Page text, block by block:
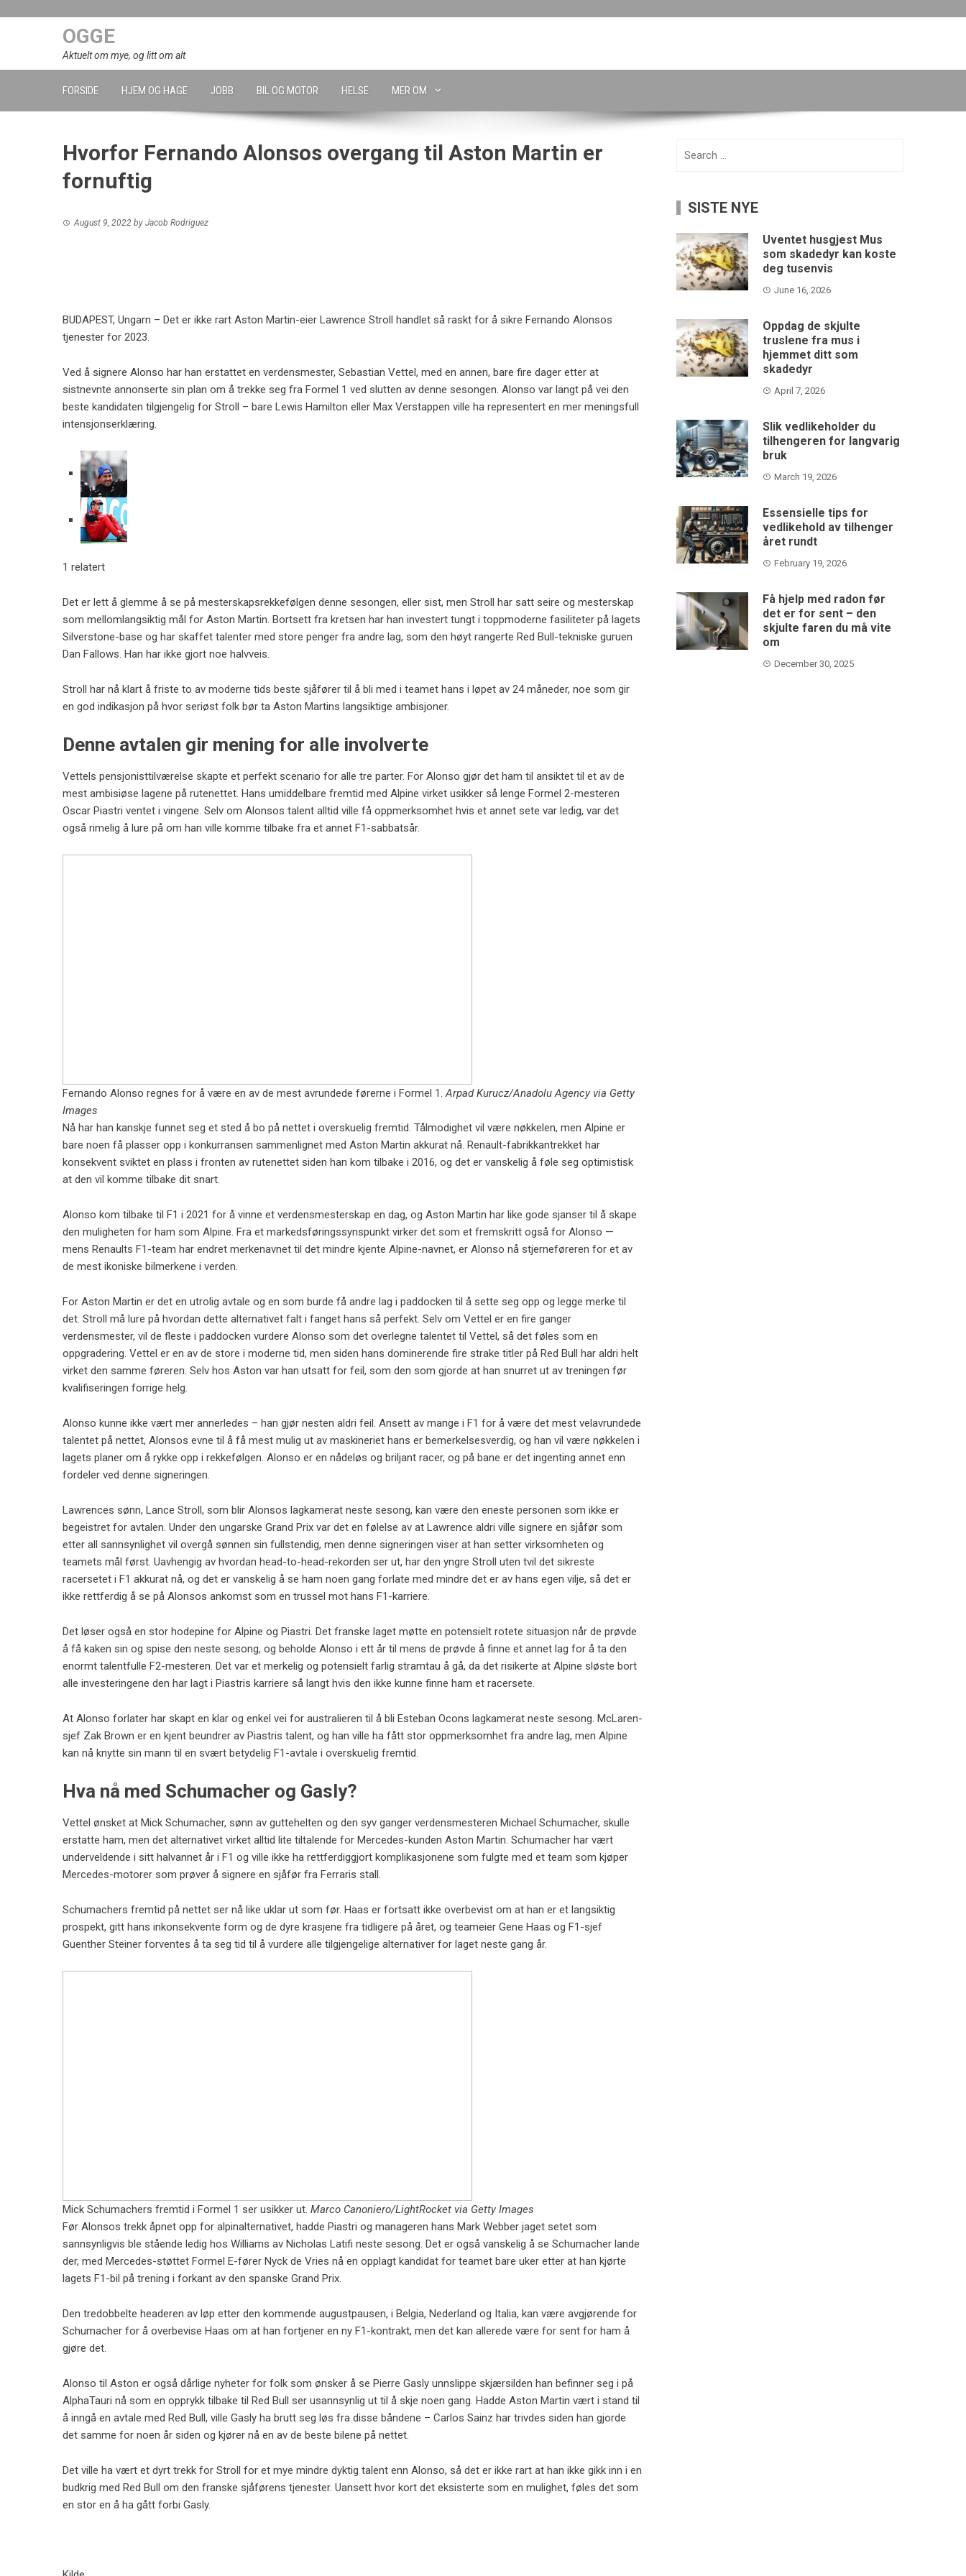
OGGE
Aktuelt om mye, og litt om alt
FORSIDE HJEM OG HAGE JOBB BIL OG MOTOR HELSE MER OM
Hvorfor Fernando Alonsos overgang til Aston Martin er
fornuftig
August 9, 2022 by Jacob Rodriguez
BUDAPEST, Ungarn – Det er ikke rart Aston Martin-eier Lawrence Stroll handlet så raskt for å sikre Fernando Alonsos
tjenester for 2023.
Ved å signere Alonso har han erstattet en verdensmester, Sebastian Vettel, med en annen, bare fire dager etter at
sistnevnte annonserte sin plan om å trekke seg fra Formel 1 ved slutten av denne sesongen. Alonso var langt på vei den
beste kandidaten tilgjengelig for Stroll – bare Lewis Hamilton eller Max Verstappen ville ha representert en mer meningsfull
intensjonserklæring.
1 relatert
Det er lett å glemme å se på mesterskapsrekkefølgen denne sesongen, eller sist, men Stroll har satt seire og mesterskap
som mellomlangsiktig mål for Aston Martin. Bortsett fra kretsen har han investert tungt i toppmoderne fasiliteter på lagets
Silverstone-base og har skaffet talenter med store penger fra andre lag, som den høyt rangerte Red Bull-tekniske guruen
Dan Fallows. Han har ikke gjort noe halvveis.
Stroll har nå klart å friste to av moderne tids beste sjåfører til å bli med i teamet hans i løpet av 24 måneder, noe som gir
en god indikasjon på hvor seriøst folk bør ta Aston Martins langsiktige ambisjoner.
Denne avtalen gir mening for alle involverte
Vettels pensjonisttilværelse skapte et perfekt scenario for alle tre parter. For Alonso gjør det ham til ansiktet til et av de
mest ambisiøse lagene på rutenettet. Hans umiddelbare fremtid med Alpine virket usikker så lenge Formel 2-mesteren
Oscar Piastri ventet i vingene. Selv om Alonsos talent alltid ville få oppmerksomhet hvis et annet sete var ledig, var det
også rimelig å lure på om han ville komme tilbake fra et annet F1-sabbatsår.
Fernando Alonso regnes for å være en av de mest avrundede førerne i Formel 1.Arpad Kurucz/Anadolu Agency via Getty
Images
Nå har han kanskje funnet seg et sted å bo på nettet i overskuelig fremtid. Tålmodighet vil være nøkkelen, men Alpine er
bare noen få plasser opp i konkurransen sammenlignet med Aston Martin akkurat nå. Renault-fabrikkantrekket har
konsekvent sviktet en plass i fronten av rutenettet siden han kom tilbake i 2016, og det er vanskelig å føle seg optimistisk
at den vil komme tilbake dit snart.
Alonso kom tilbake til F1 i 2021 for å vinne et verdensmesterskap en dag, og Aston Martin har like gode sjanser til å skape
den muligheten for ham som Alpine. Fra et markedsføringssynspunkt virker det som et fremskritt også for Alonso —
mens Renaults F1-team har endret merkenavnet til det mindre kjente Alpine-navnet, er Alonso nå stjerneføreren for et av
de mest ikoniske bilmerkene i verden.
For Aston Martin er det en utrolig avtale og en som burde få andre lag i paddocken til å sette seg opp og legge merke til
det. Stroll må lure på hvordan dette alternativet falt i fanget hans så perfekt. Selv om Vettel er en fire ganger
verdensmester, vil de fleste i paddocken vurdere Alonso som det overlegne talentet til Vettel, så det føles som en
oppgradering. Vettel er en av de store i moderne tid, men siden hans dominerende fire strake titler på Red Bull har aldri helt
virket den samme føreren. Selv hos Aston var han utsatt for feil, som den som gjorde at han snurret ut av treningen før
kvalifiseringen forrige helg.
Alonso kunne ikke vært mer annerledes – han gjør nesten aldri feil. Ansett av mange i F1 for å være det mest velavrundede
talentet på nettet, Alonsos evne til å få mest mulig ut av maskineriet hans er bemerkelsesverdig, og han vil være nøkkelen i
lagets planer om å rykke opp i rekkefølgen. Alonso er en nådeløs og briljant racer, og på bane er det ingenting annet enn
fordeler ved denne signeringen.
Lawrences sønn, Lance Stroll, som blir Alonsos lagkamerat neste sesong, kan være den eneste personen som ikke er
begeistret for avtalen. Under den ungarske Grand Prix var det en følelse av at Lawrence aldri ville signere en sjåfør som
etter all sannsynlighet vil overgå sønnen sin fullstendig, men denne signeringen viser at han setter virksomheten og
teamets mål først. Uavhengig av hvordan head-to-head-rekorden ser ut, har den yngre Stroll uten tvil det sikreste
racersetet i F1 akkurat nå, og det er vanskelig å se ham noen gang forlate med mindre det er av hans egen vilje, så det er
ikke rettferdig å se på Alonsos ankomst som en trussel mot hans F1-karriere.
Det løser også en stor hodepine for Alpine og Piastri. Det franske laget møtte en potensielt rotete situasjon når de prøvde
å få kaken sin og spise den neste sesong, og beholde Alonso i ett år til mens de prøvde å finne et annet lag for å ta den
enormt talentfulle F2-mesteren. Det var et merkelig og potensielt farlig stramtau å gå, da det risikerte at Alpine sløste bort
alle investeringene den har lagt i Piastris karriere så langt hvis den ikke kunne finne ham et racersete.
At Alonso forlater har skapt en klar og enkel vei for australieren til å bli Esteban Ocons lagkamerat neste sesong. McLaren-
sjef Zak Brown er en kjent beundrer av Piastris talent, og han ville ha fått stor oppmerksomhet fra andre lag, men Alpine
kan nå knytte sin mann til en svært betydelig F1-avtale i overskuelig fremtid.
Hva nå med Schumacher og Gasly?
Vettel ønsket at Mick Schumacher, sønn av guttehelten og den syv ganger verdensmesteren Michael Schumacher, skulle
erstatte ham, men det alternativet virket alltid lite tiltalende for Mercedes-kunden Aston Martin. Schumacher har vært
underveldende i sitt halvannet år i F1 og ville ikke ha rettferdiggjort komplikasjonene som fulgte med et team som kjøper
Mercedes-motorer som prøver å signere en sjåfør fra Ferraris stall.
Schumachers fremtid på nettet ser nå like uklar ut som før. Haas er fortsatt ikke overbevist om at han er et langsiktig
prospekt, gitt hans inkonsekvente form og de dyre krasjene fra tidligere på året, og teameier Gene Haas og F1-sjef
Guenther Steiner forventes å ta seg tid til å vurdere alle tilgjengelige alternativer for laget neste gang år.
Mick Schumachers fremtid i Formel 1 ser usikker ut. Marco Canoniero/LightRocket via Getty Images
Før Alonsos trekk åpnet opp for alpinalternativet, hadde Piastri og manageren hans Mark Webber jaget setet som
sannsynligvis ble stående ledig hos Williams av Nicholas Latifi neste sesong. Det er også vanskelig å se Schumacher lande
der, med Mercedes-støttet Formel E-fører Nyck de Vries nå en opplagt kandidat for teamet bare uker etter at han kjørte
lagets F1-bil på trening i forkant av den spanske Grand Prix.
Den tredobbelte headeren av løp etter den kommende augustpausen, i Belgia, Nederland og Italia, kan være avgjørende for
Schumacher for å overbevise Haas om at han fortjener en ny F1-kontrakt, men det kan allerede være for sent for ham å
gjøre det.
Alonso til Aston er også dårlige nyheter for folk som ønsker å se Pierre Gasly unnslippe skjærsilden han befinner seg i på
AlphaTauri nå som en opprykk tilbake til Red Bull ser usannsynlig ut til å skje noen gang. Hadde Aston Martin vært i stand til
å inngå en avtale med Red Bull, ville Gasly ha brutt seg løs fra disse båndene – Carlos Sainz har trivdes siden han gjorde
det samme for noen år siden og kjører nå en av de beste bilene på nettet.
Det ville ha vært et dyrt trekk for Stroll for et mye mindre dyktig talent enn Alonso, så det er ikke rart at han ikke gikk inn i en
budkrig med Red Bull om den franske sjåførens tjenester. Uansett hvor kort det eksisterte som en mulighet, føles det som
en stor en å ha gått forbi Gasly.
SISTE NYE
Uventet husgjest Mus
som skadedyr kan koste
deg tusenvis
June 16, 2026
Oppdag de skjulte
truslene fra mus i
hjemmet ditt som
skadedyr
April 7, 2026
Slik vedlikeholder du
tilhengeren for langvarig
bruk
March 19, 2026
Essensielle tips for
vedlikehold av tilhenger
året rundt
February 19, 2026
Få hjelp med radon før
det er for sent – den
skjulte faren du må vite
om
December 30, 2025